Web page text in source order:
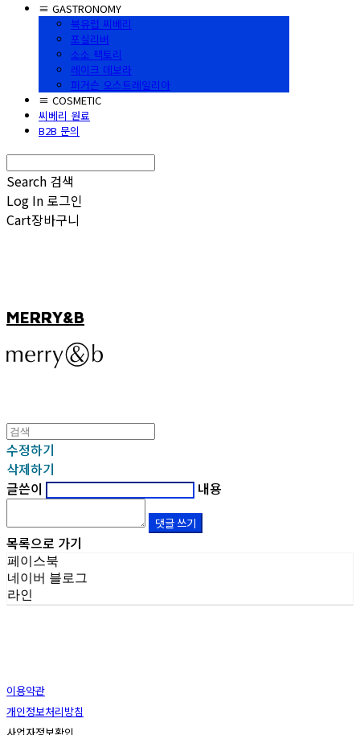
≡ GASTRONOMY
북유럽 씨베리
포실리버
소소 팩토리
레이크 데보라
퍼거슨 오스트레일리아
≡ COSMETIC
씨베리 원료
B2B 문의
Search 검색
Log In 로그인
Cart장바구니
MERRY&B
수정하기
삭제하기
글쓴이
내용
댓글 쓰기
목록으로 가기
페이스북
네이버 블로그
라인
이용약관
개인정보처리방침
사업자정보확인